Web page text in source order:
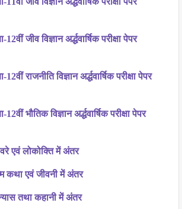
जीव विज्ञान अर्द्धवार्षिक परीक्षा पेपर
राजनीति विज्ञान अर्द्धवार्षिक परीक्षा पेपर
भौतिक विज्ञान अर्द्धवार्षिक परीक्षा पेपर
एवं लोकोक्ति में अंतर
कथा एवं जीवनी में अंतर
तथा कहानी में अंतर